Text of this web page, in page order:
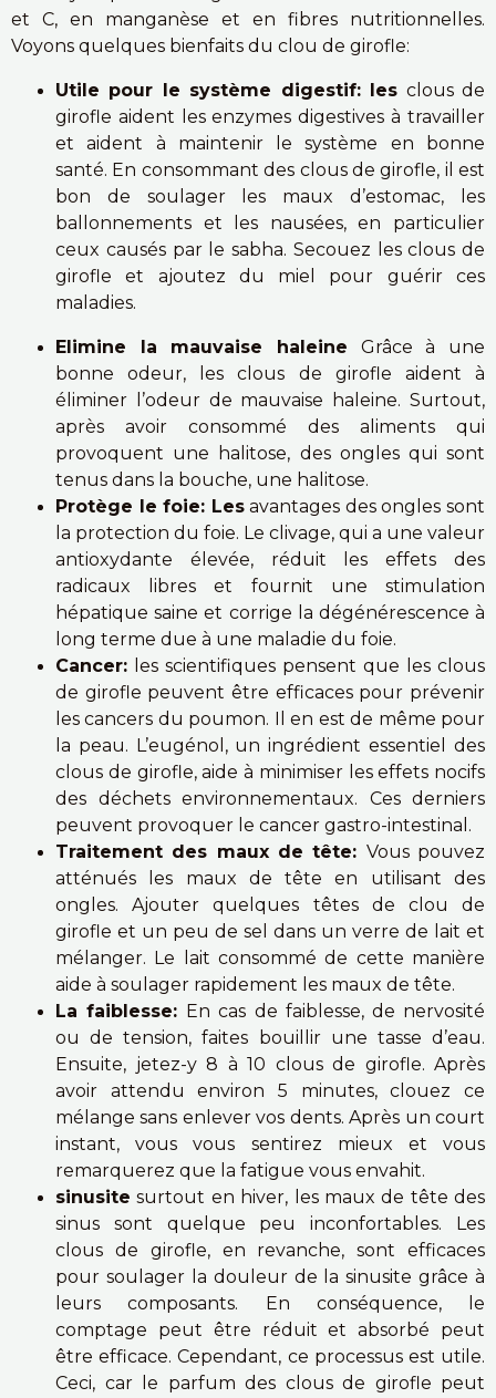
et C, en manganèse et en fibres nutritionnelles.
Voyons quelques bienfaits du clou de girofle:
Utile pour le système digestif: les clous de
girofle aident les enzymes digestives à travailler
et aident à maintenir le système en bonne
santé. En consommant des clous de girofle, il est
bon de soulager les maux d’estomac, les
ballonnements et les nausées, en particulier
ceux causés par le sabha. Secouez les clous de
girofle et ajoutez du miel pour guérir ces
maladies.
Elimine la mauvaise haleine Grâce à une
bonne odeur, les clous de girofle aident à
éliminer l’odeur de mauvaise haleine. Surtout,
après avoir consommé des aliments qui
provoquent une halitose, des ongles qui sont
tenus dans la bouche, une halitose.
Protège le foie: Lesavantages des ongles sont
la protection du foie. Le clivage, qui a une valeur
antioxydante élevée, réduit les effets des
radicaux libres et fournit une stimulation
hépatique saine et corrige la dégénérescence à
long terme due à une maladie du foie.
Cancer: les scientifiques pensent que les clous
de girofle peuvent être efficaces pour prévenir
les cancers du poumon. Il en est de même pour
la peau. L’eugénol, un ingrédient essentiel des
clous de girofle, aide à minimiser les effets nocifs
des déchets environnementaux. Ces derniers
peuvent provoquer le cancer gastro-intestinal.
Traitement des maux de tête: Vous pouvez
atténués les maux de tête en utilisant des
ongles. Ajouter quelques têtes de clou de
girofle et un peu de sel dans un verre de lait et
mélanger. Le lait consommé de cette manière
aide à soulager rapidement les maux de tête.
La faiblesse: En cas de faiblesse, de nervosité
ou de tension, faites bouillir une tasse d’eau.
Ensuite, jetez-y 8 à 10 clous de girofle. Après
avoir attendu environ 5 minutes, clouez ce
mélange sans enlever vos dents. Après un court
instant, vous vous sentirez mieux et vous
remarquerez que la fatigue vous envahit.
sinusite surtout en hiver, les maux de tête des
sinus sont quelque peu inconfortables. Les
clous de girofle, en revanche, sont efficaces
pour soulager la douleur de la sinusite grâce à
leurs composants. En conséquence, le
comptage peut être réduit et absorbé peut
être efficace. Cependant, ce processus est utile.
Ceci, car le parfum des clous de girofle peut